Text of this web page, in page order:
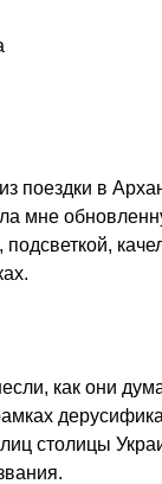
поездки в
мне
как они
столицы